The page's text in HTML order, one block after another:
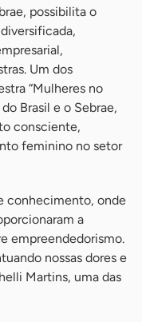
possibilita o
Um dos
“Mulheres no
Brasil e o Sebrae,
consciente,
feminino no setor
conhecimento, onde
a
empreendedorismo.
nossas dores e
Martins, uma das